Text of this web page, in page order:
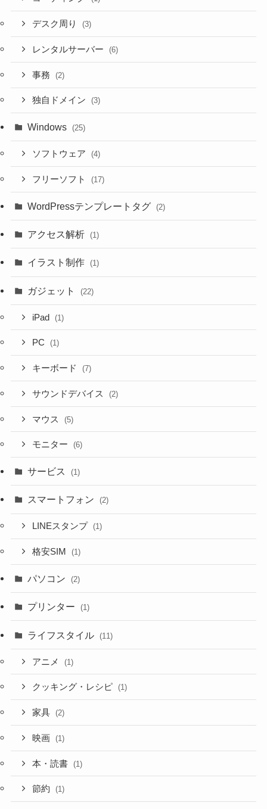
デスク周り (3)
レンタルサーバー (6)
事務 (2)
独自ドメイン (3)
Windows (25)
ソフトウェア (4)
フリーソフト (17)
WordPressテンプレートタグ (2)
アクセス解析 (1)
イラスト制作 (1)
ガジェット (22)
iPad (1)
PC (1)
キーボード (7)
サウンドデバイス (2)
マウス (5)
モニター (6)
サービス (1)
スマートフォン (2)
LINEスタンプ (1)
格安SIM (1)
パソコン (2)
プリンター (1)
ライフスタイル (11)
アニメ (1)
クッキング・レシピ (1)
家具 (2)
映画 (1)
本・読書 (1)
節約 (1)